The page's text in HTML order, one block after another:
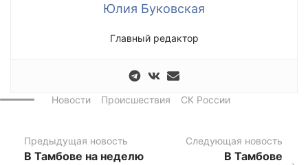
Юлия Буковская
Главный редактор
Новости Происшествия СК России
Предыдущая новость
В Тамбове на неделю
Следующая новость
В Тамбове